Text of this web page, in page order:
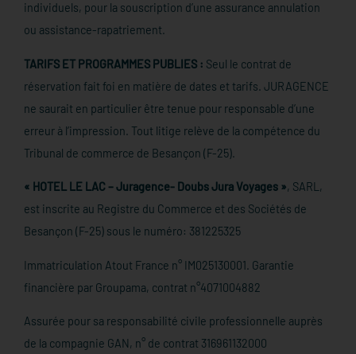
individuels, pour la souscription d’une assurance annulation
ou assistance-rapatriement.
TARIFS ET PROGRAMMES PUBLIES : Seul le contrat de
réservation fait foi en matière de dates et tarifs. JURAGENCE
ne saurait en particulier être tenue pour responsable d’une
erreur à l’impression. Tout litige relève de la compétence du
Tribunal de commerce de Besançon (F-25).
« HOTEL LE LAC – Juragence- Doubs Jura Voyages », SARL,
est inscrite au Registre du Commerce et des Sociétés de
Besançon (F-25) sous le numéro: 381225325
Immatriculation Atout France n° IM025130001. Garantie
financière par Groupama, contrat n°4071004882
Assurée pour sa responsabilité civile professionnelle auprès
de la compagnie GAN, n° de contrat 316961132000